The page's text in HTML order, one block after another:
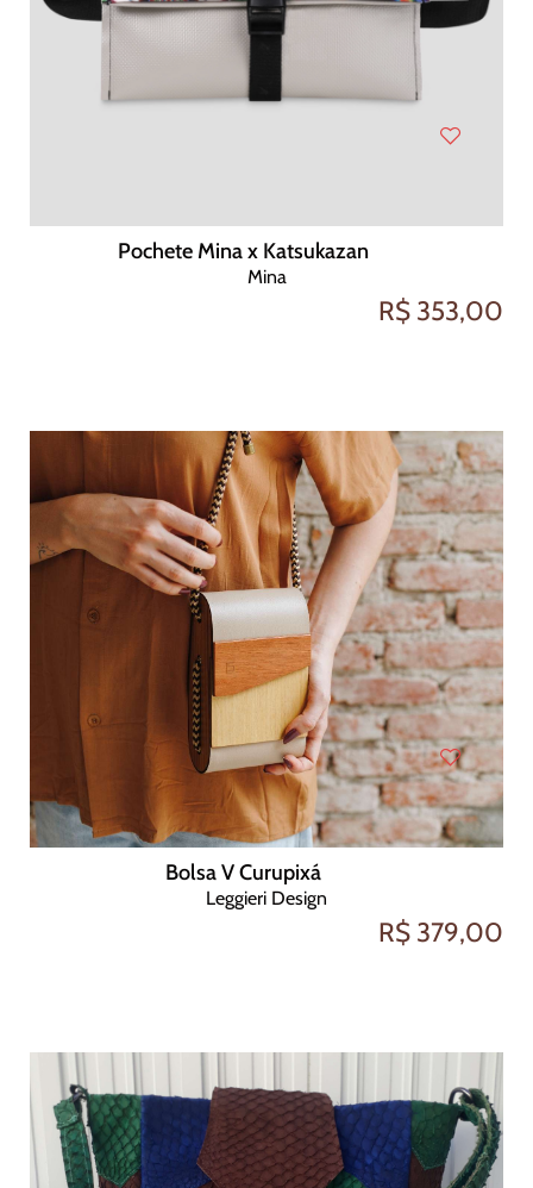
Pochete Mina x Katsukazan
Mina
R$ 353,00
Bolsa V Curupixá
Leggieri Design
R$ 379,00